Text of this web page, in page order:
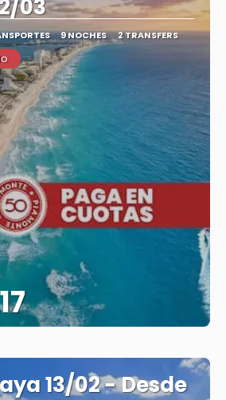
03
9 NOCHES 2 TRANSFERS
13/02 - Desde